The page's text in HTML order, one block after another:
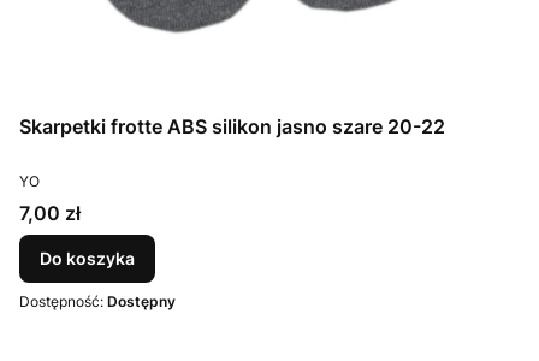
Skarpetki frotte ABS silikon jasno szare 20-22
PRODUCENT
YO
Cena
7,00 zł
Do koszyka
Dostępność: Dostępny